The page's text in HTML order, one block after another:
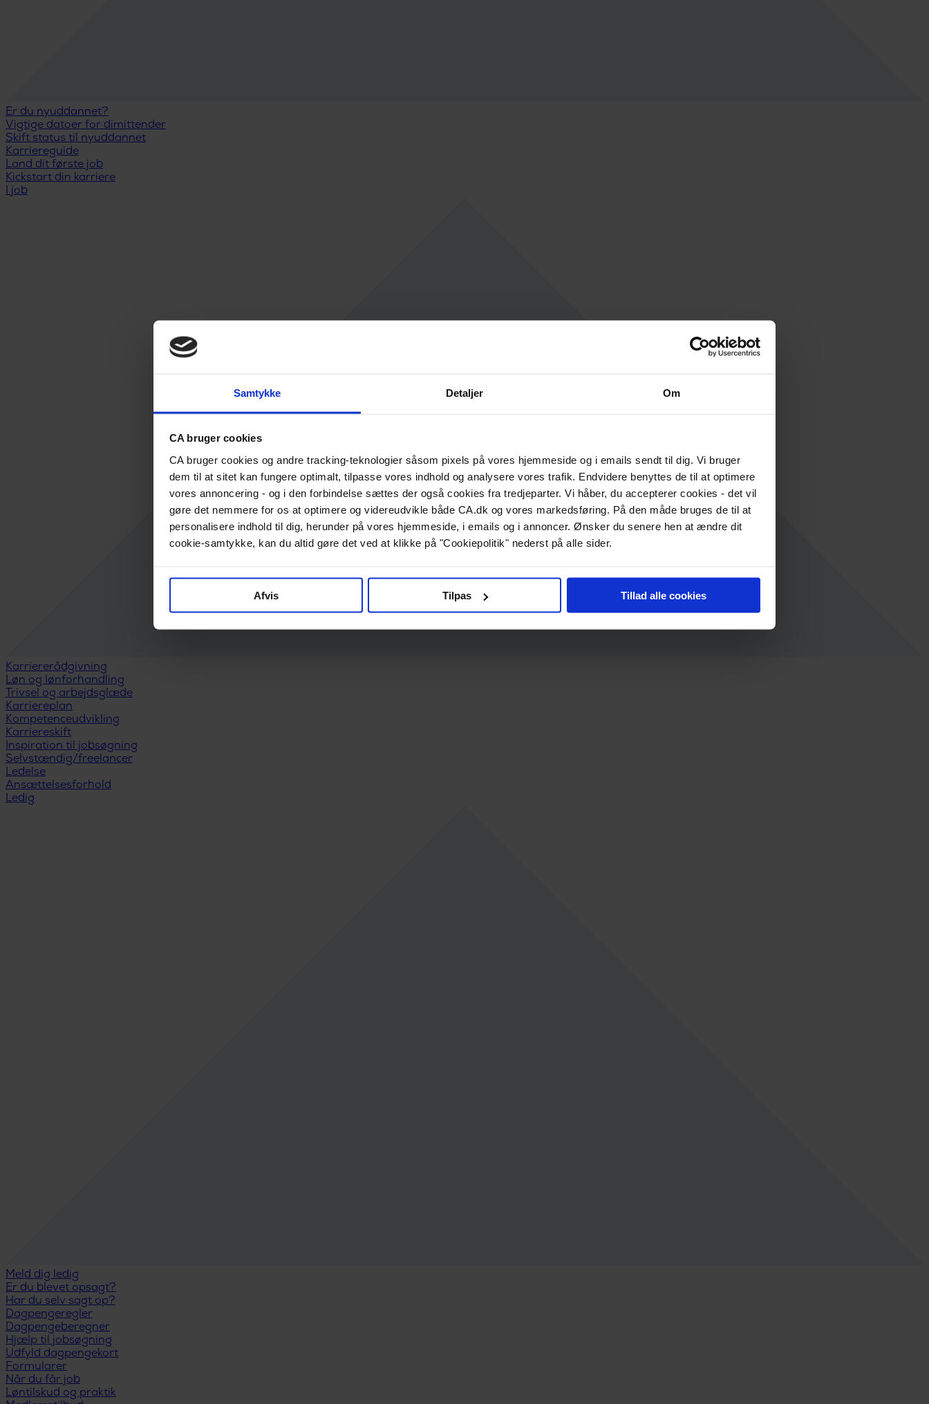
Samtykke Detaljer Om
CA bruger cookies
CA bruger cookies og andre tracking-teknologier såsom pixels på vores hjemmeside og i emails sendt til dig. Vi bruger
dem til at sitet kan fungere optimalt, tilpasse vores indhold og analysere vores trafik. Endvidere benyttes de til at optimere
vores annoncering - og i den forbindelse sættes der også cookies fra tredjeparter. Vi håber, du accepterer cookies - det vil
gøre det nemmere for os at optimere og videreudvikle både CA.dk og vores markedsføring. På den måde bruges de til at
personalisere indhold til dig, herunder på vores hjemmeside, i emails og i annoncer. Ønsker du senere hen at ændre dit
cookie-samtykke, kan du altid gøre det ved at klikke på "Cookiepolitik" nederst på alle sider.
Afvis Tilpas Tillad alle cookies
Er du nyuddannet?
Vigtige datoer for dimittender
Skift status til nyuddannet
Karriereguide
Land dit første job
Kickstart din karriere
I job
Karriererådgivning
Løn og lønforhandling
Trivsel og arbejdsglæde
Karriereplan
Kompetenceudvikling
Karriereskift
Inspiration til jobsøgning
Selvstændig/freelancer
Ledelse
Ansættelsesforhold
Ledig
Meld dig ledig
Er du blevet opsagt?
Har du selv sagt op?
Dagpengeregler
Dagpengeberegner
Hjælp til jobsøgning
Udfyld dagpengekort
Formularer
Når du får job
Løntilskud og praktik